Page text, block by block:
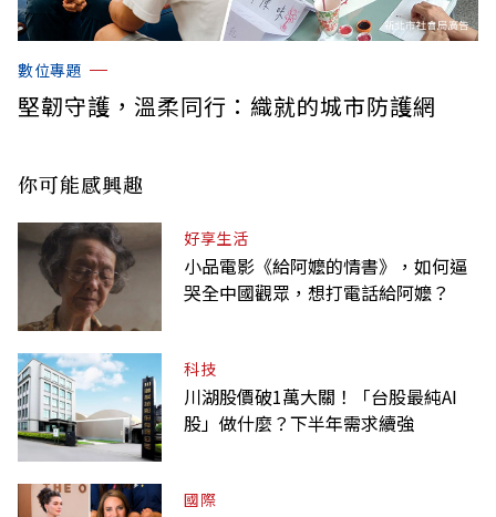
數位專題
堅韌守護，溫柔同行：織就的城市防護網
你可能感興趣
好享生活
小品電影《給阿嬤的情書》，如何逼
哭全中國觀眾，想打電話給阿嬤？
科技
川湖股價破1萬大關！「台股最純AI
股」做什麼？下半年需求續強
國際